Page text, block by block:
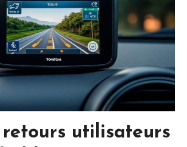
utilisateurs